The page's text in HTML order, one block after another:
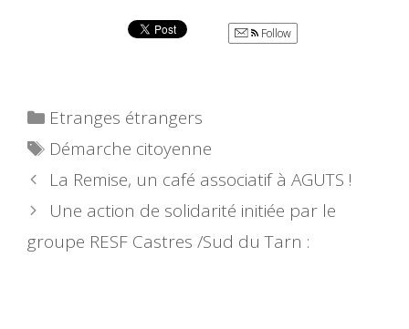
Follow
Catégories
Etranges étrangers
Étiquettes
Démarche citoyenne
La Remise, un café associatif à AGUTS !
Une action de solidarité initiée par le
groupe RESF Castres /Sud du Tarn :